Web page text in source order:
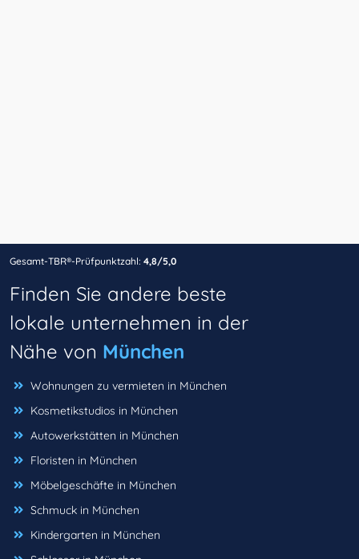
Gesamt-TBR®-Prüfpunktzahl: 4,8/5,0
Finden Sie andere beste
lokale unternehmen in der
Nähe von München
Wohnungen zu vermieten in München
Kosmetikstudios in München
Autowerkstätten in München
Floristen in München
Möbelgeschäfte in München
Schmuck in München
Kindergarten in München